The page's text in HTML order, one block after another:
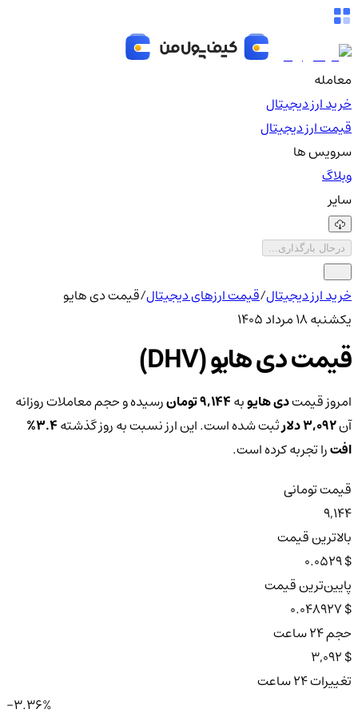
معامله
خرید ارز دیجیتال
قیمت ارز دیجیتال
سرویس ها
وبلاگ
سایر
درحال بارگذاری...
خرید ارز دیجیتال/قیمت ارزهای دیجیتال/قیمت دی هایو
یکشنبه ۱۸ مرداد ۱۴۰۵
قیمت دی هایو (DHV)
امروز قیمتدی هایوبه9,144 تومان
رسیده و حجم معاملات روزانه
آن3,092 دلار ثبت شده است. این ارز نسبت به روز گذشته3.4%
افترا تجربه کرده است.
قیمت تومانی
9,144
بالاترین قیمت
$ 0.0529
پایین‌ترین قیمت
$ 0.048927
حجم ۲۴ ساعت
$ 3,092
تغییرات ۲۴ ساعت
-3.36%